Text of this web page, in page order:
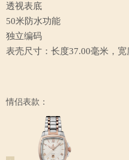
透视表底
50米防水功能
独立编码
表壳尺寸：长度37.00毫米，
情侣表款：